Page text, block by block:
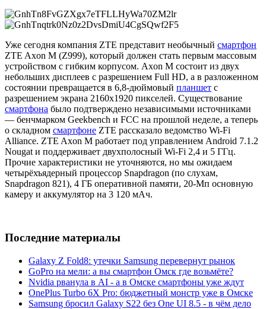
Уже сегодня компания ZTE представит необычный смартфон
ZTE Axon M (Z999), который должен стать первым массовым
устройством с гибким корпусом. Axon M состоит из двух
небольших дисплеев с разрешением Full HD, а в разложенном
состоянии превращается в 6,8-дюймовый планшет с
разрешением экрана 2160х1920 пикселей. Существование
смартфона было подтверждено независимыми источниками
— бенчмарком Geekbench и FCC на прошлой неделе, а теперь
о складном смартфоне ZTE рассказало ведомство Wi-Fi
Alliance. ZTE Axon M работает под управлением Android 7.1.2
Nougat и поддерживает двухполосный Wi-Fi 2,4 и 5 ГГц.
Прочие характеристики не уточняются, но мы ожидаем
четырёхъядерный процессор Snapdragon (по слухам,
Snapdragon 821), 4 ГБ оперативной памяти, 20-Мп основную
камеру и аккумулятор на 3 120 мАч.
Последние материалы
Galaxy Z Fold8: утечки Samsung перевернут рынок
GoPro на мели: а вы смартфон Омск где возьмёте?
Nvidia рванула в AI - а в Омске смартфоны уже ждут
OnePlus Turbo 6X Pro: бюджетный монстр уже в Омске
Samsung бросил Galaxy S22 без One UI 8.5 - в чём дело